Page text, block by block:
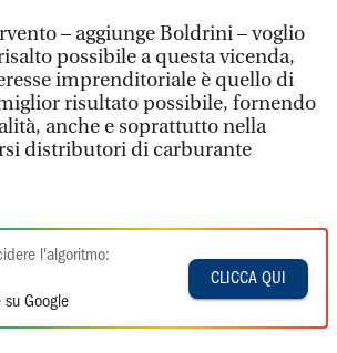
– aggiunge Boldrini – voglio
possibile a questa vicenda,
imprenditoriale è quello di
risultato possibile, fornendo
anche e soprattutto nella
distributori di carburante
l'algoritmo:
su Google
CLICCA QUI